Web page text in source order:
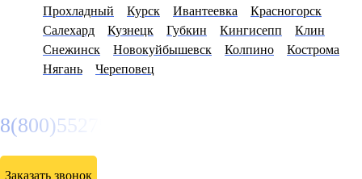
Прохладный
Курск Ивантеевка
Красногорск
Салехард
Кузнецк Губкин Кингисепп
Клин
Снежинск
Новокуйбышевск Колпино
Кострома
Нягань
Череповец
8(800)5527584
Заказать звонок